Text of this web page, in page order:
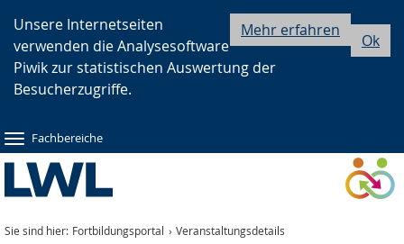
Hauptnavigation
Seitennavigation
Inhalt
Ok
Mehr erfahren
Unsere Internetseiten
verwenden die Analysesoftware
Piwik zur statistischen Auswertung der
Besucherzugriffe.
Fachbereiche
Sie sind hier: Fortbildungsportal
Veranstaltungsdetails